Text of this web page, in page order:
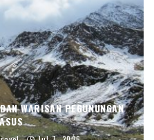
WARISAN PEGUNUNGAN